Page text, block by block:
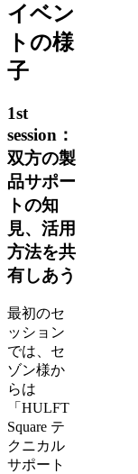
イベン
トの様
子
1st
session：
双方の製
品サポー
トの知
見、活用
方法を共
有しあう
最初のセ
ッション
では、セ
ゾン様か
らは
「HULFT
Square テ
クニカル
サポート